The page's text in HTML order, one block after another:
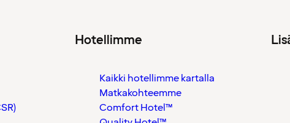
Hotellimme
Kaikki hotellimme kartalla
Matkakohteemme
Comfort Hotel™